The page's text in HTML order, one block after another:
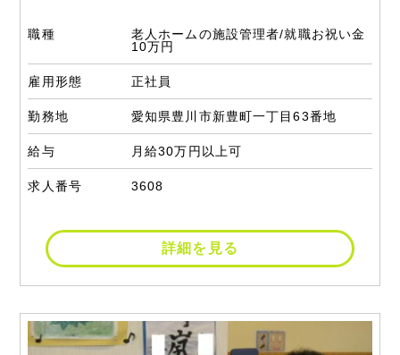
職種
老人ホームの施設管理者/就職お祝い金
10万円
雇用形態 正社員
勤務地 愛知県豊川市新豊町一丁目63番地
給与 月給30万円以上可
求人番号 3608
詳細を見る